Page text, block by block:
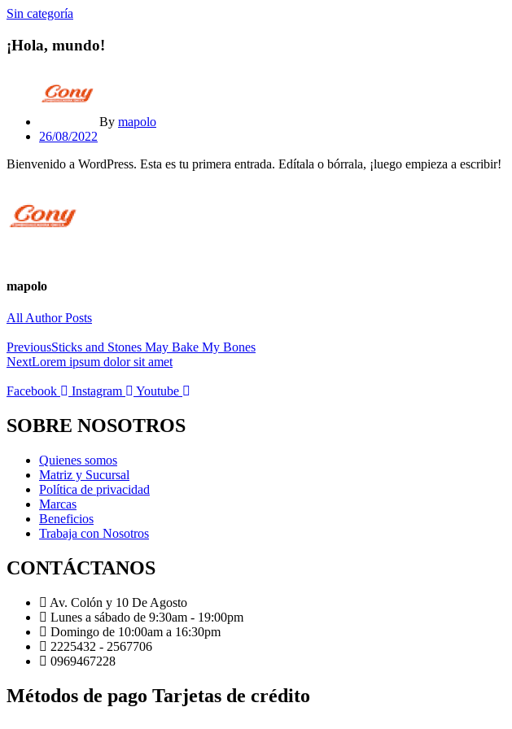
Sin categoría
¡Hola, mundo!
By mapolo
Posted
26/08/2022
Bienvenido a WordPress. Esta es tu primera entrada. Edítala o bórrala, ¡luego empieza a escribir!
mapolo
All Author Posts
navigation
PreviousSticks and Stones May Bake My Bones
NextLorem ipsum dolor sit amet
Facebook Instagram Youtube
SOBRE NOSOTROS
Quienes somos
Matriz y Sucursal
Política de privacidad
Marcas
Beneficios
Trabaja con Nosotros
CONTÁCTANOS
Av. Colón y 10 De Agosto
Lunes a sábado de 9:30am - 19:00pm
Domingo de 10:00am a 16:30pm
2225432 - 2567706
0969467228
Métodos de pago Tarjetas de crédito